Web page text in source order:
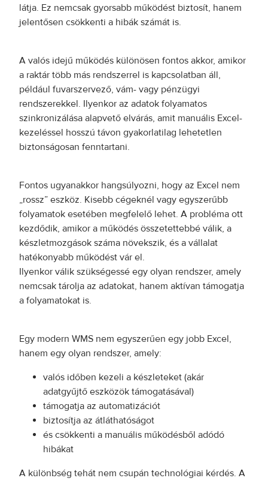
látja. Ez nemcsak gyorsabb működést biztosít, hanem
jelentősen csökkenti a hibák számát is.
A valós idejű működés különösen fontos akkor, amikor
a raktár több más rendszerrel is kapcsolatban áll,
például fuvarszervező, vám- vagy pénzügyi
rendszerekkel. Ilyenkor az adatok folyamatos
szinkronizálása alapvető elvárás, amit manuális Excel-
kezeléssel hosszú távon gyakorlatilag lehetetlen
biztonságosan fenntartani.
Fontos ugyanakkor hangsúlyozni, hogy az Excel nem
„rossz” eszköz. Kisebb cégeknél vagy egyszerűbb
folyamatok esetében megfelelő lehet. A probléma ott
kezdődik, amikor a működés összetettebbé válik, a
készletmozgások száma növekszik, és a vállalat
hatékonyabb működést vár el.
Ilyenkor válik szükségessé egy olyan rendszer, amely
nemcsak tárolja az adatokat, hanem aktívan támogatja
a folyamatokat is.
Egy modern WMS nem egyszerűen egy jobb Excel,
hanem egy olyan rendszer, amely:
valós időben kezeli a készleteket (akár
adatgyűjtő eszközök támogatásával)
támogatja az automatizációt
biztosítja az átláthatóságot
és csökkenti a manuális működésből adódó
hibákat
A különbség tehát nem csupán technológiai kérdés. A